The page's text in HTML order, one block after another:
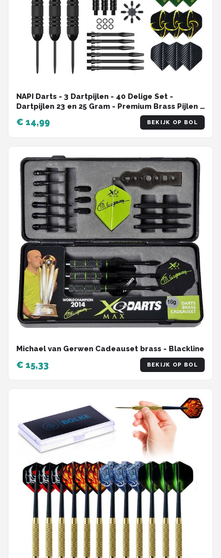
NAPI Darts - 3 Dartpijlen - 40 Delige Set -
Dartpijlen 23 en 25 Gram - Premium Brass Pijlen -
Hoge kwaliteit Steeltip - Inclusief Dart Flights - 2
Verschillende Lengtes - Inclusief Dart Case
€ 14,99 BEKIJK OP BOL
Michael van Gerwen Cadeauset brass - Blackline
€ 15,33 BEKIJK OP BOL